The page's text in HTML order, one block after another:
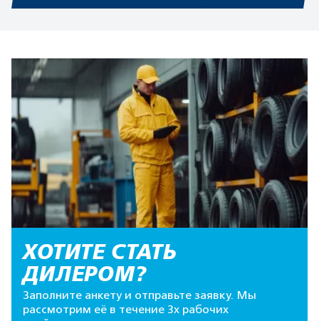
ХОТИТЕ СТАТЬ
ДИЛЕРОМ?
Заполните анкету и отправьте заявку. Мы
рассмотрим её в течение 3х рабочих